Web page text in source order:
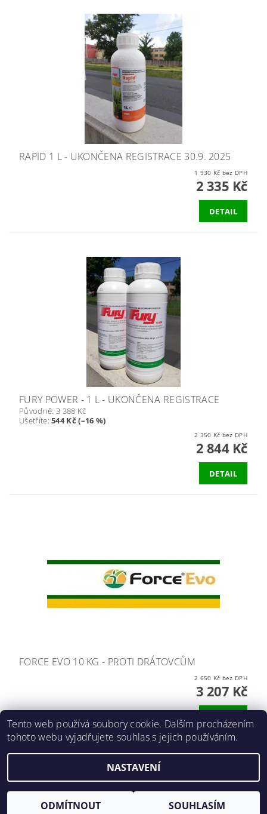
RAPID 1 L - UKONČENA REGISTRACE 30.9. 2025
1 930 Kč bez DPH
2 335 Kč
DETAIL
FURY POWER - 1 L - UKONČENA REGISTRACE
Původně: 3 388 Kč
Ušetříte:544 Kč (–16 %)
2 350 Kč bez DPH
2 844 Kč
DETAIL
FORCE EVO 10 KG - PROTI DRÁTOVCŮM
2 650 Kč bez DPH
3 207 Kč
2026 ©E-agro.cz, všechna práva vyhrazena
Tento web používá soubory cookie. Dalším procházením
tohoto webu vyjadřujete souhlas s jejich používáním.
NASTAVENÍ
ODMÍTNOUT SOUHLASÍM